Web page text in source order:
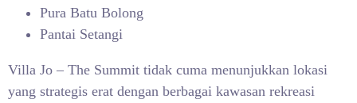
Pura Batu Bolong
Pantai Setangi
Villa Jo – The Summit tidak cuma menunjukkan lokasi
yang strategis erat dengan berbagai kawasan rekreasi